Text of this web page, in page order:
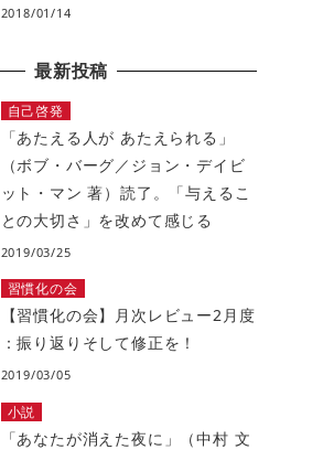
2018/01/14
最新投稿
自己啓発
「あたえる人が あたえられる」
（ボブ・バーグ／ジョン・デイビ
ット・マン 著）読了。「与えるこ
との大切さ」を改めて感じる
2019/03/25
習慣化の会
【習慣化の会】月次レビュー2月度
：振り返りそして修正を！
2019/03/05
小説
「あなたが消えた夜に」（中村 文